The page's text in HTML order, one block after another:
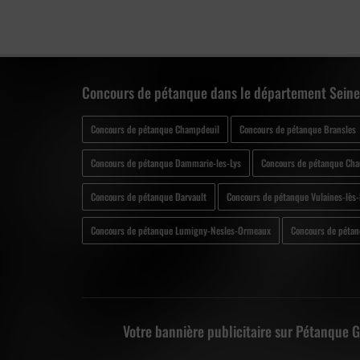
Concours de pétanque dans le département
Concours de pétanque Champdeuil Concours de pétanque Bransles
Concours de pétanque Dammarie-les-Lys Concours de pétanque
Concours de pétanque Darvault Concours de pétanque Vulaines-
Concours de pétanque Lumigny-Nesles-Ormeaux Concours de
Votre bannière publicitaire sur Pétanque